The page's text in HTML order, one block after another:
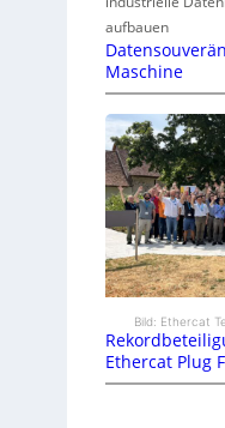
aufbauen
Maschine
Bild: Ethercat
Ethercat Plug